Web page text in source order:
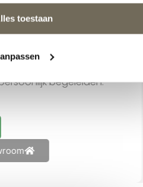
u naar de
biedt en welke
zijn. Of u nu kiest voor
op uw bestaande
begeleiden.